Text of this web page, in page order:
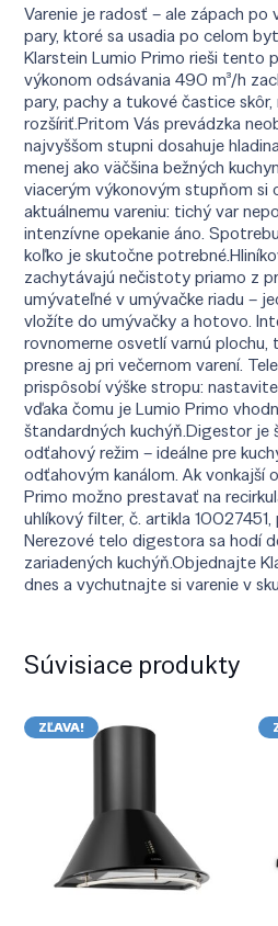
Varenie je radosť – ale zápach po
pary, ktoré sa usadia po celom
Klarstein Lumio Primo rieši tento
výkonom odsávania 490 m³/h
pary, pachy a tukové častice skôr,
rozšíriť.Pritom Vás prevádzka
najvyššom stupni dosahuje
menej ako väčšina bežných
viacerým výkonovým stupňom si
aktuálnemu vareniu: tichý var
intenzívne opekanie áno.
koľko je skutočne
zachytávajú nečistoty priamo z
umývateľné v umývačke riadu –
vložíte do umývačky a hotovo.
rovnomerne osvetlí varnú
presne aj pri večernom varení.
prispôsobí výške stropu:
vďaka čomu je Lumio Primo
štandardných kuchýň.Digestor je
odťahový režim – ideálne pre
odťahovým kanálom. Ak vonkajší
Primo možno prestavať na
uhlíkový filter, č. artikla
Nerezové telo digestora sa hodí
zariadených kuchýň.Objednajte
dnes a vychutnajte si varenie v
Súvisiace produkty
ZĽAVA!